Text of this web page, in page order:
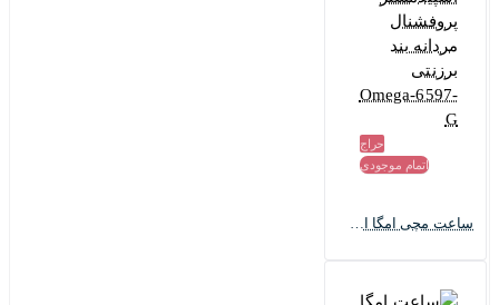
حراج
اتمام موجودی
ساعت مچی امگا اسپیدمستر پروفشنال مردانه بند برزنتی Omega-6597-G